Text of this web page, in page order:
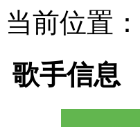
当前位置：
歌手信息